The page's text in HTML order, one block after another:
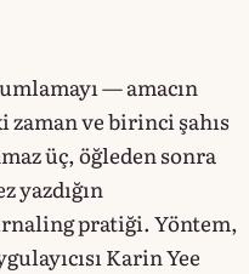
— amacın
ve birinci şahıs
üç, öğleden sonra
yazdığın
pratiği. Yöntem,
Karin Yee